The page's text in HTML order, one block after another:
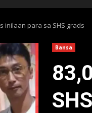
inilaan para sa SHS grads
Bansa